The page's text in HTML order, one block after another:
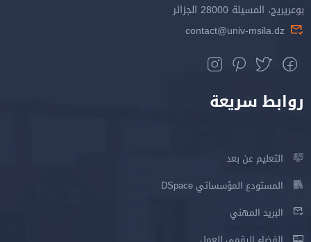
بوعريريج، المسيلة 28000 الجزائر
contact@univ-msila.dz
روابط سريعة
التعليم عن بعد
المستودع المؤسساتي DSpace
البريد المهني